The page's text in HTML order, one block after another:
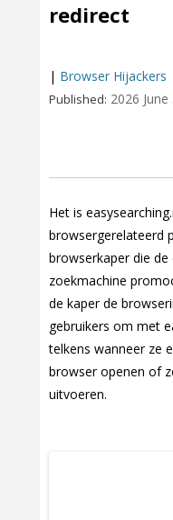
redirect
| Browser Hijackers
Published: 2026 June
Het is
browsergerelateerd
browserkaper die de
zoekmachine
de kaper de
gebruikers om met
telkens wanneer ze
browser openen of
uitvoeren.